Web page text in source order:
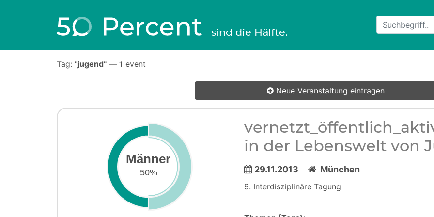
sind die Hälfte.
Tag: "jugend" — 1 event
Neue Veranstaltung eintragen
Männer
50%
in der Lebenswelt von
29.11.2013 München
9. Interdisziplinäre Tagung